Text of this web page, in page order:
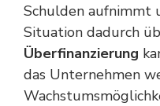
Schulden aufnimmt
Situation dadurch
Überfinanzierung
das Unternehmen